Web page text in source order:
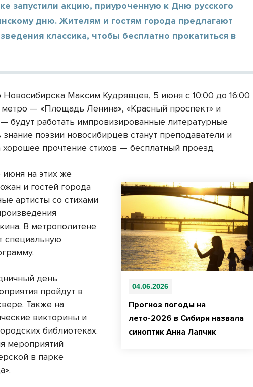
запустили акцию, приуроченную к Дню русского
дню. Жителям и гостям города предлагают
классика, чтобы бесплатно прокатиться в
Максим Кудрявцев, 5 июня с 10:00 до 16:00
метро — «Площадь Ленина», «Красный проспект» и
будут работать импровизированные литературные
знание поэзии новосибирцев станут преподаватели и
хорошее прочтение стихов — бесплатный проезд.
04.06.2026
Прогноз погоды на
лето-2026 в Сибири назвала
синоптик Анна Лапчик
на этих же
и гостей города
артисты со стихами
В метрополитене
специальную
день
пройдут в
Также на
викторины и
библиотеках.
мероприятий
в парке